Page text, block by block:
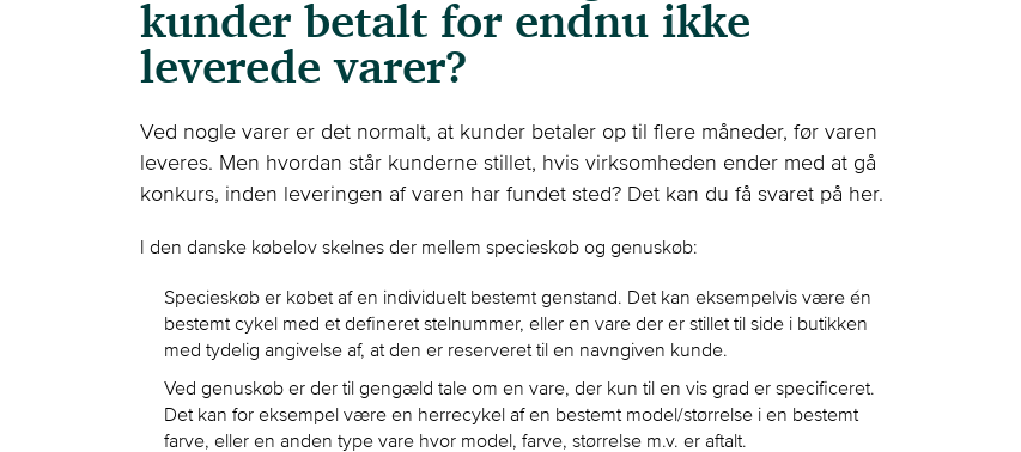
kunder betalt for endnu ikke
leverede varer?
Ved nogle varer er det normalt, at kunder betaler op til flere måneder, før varen
leveres. Men hvordan står kunderne stillet, hvis virksomheden ender med at gå
konkurs, inden leveringen af varen har fundet sted? Det kan du få svaret på her.
I den danske købelov skelnes der mellem specieskøb og genuskøb:
Specieskøb er købet af en individuelt bestemt genstand. Det kan eksempelvis være én
bestemt cykel med et defineret stelnummer, eller en vare der er stillet til side i butikken
med tydelig angivelse af, at den er reserveret til en navngiven kunde.
Ved genuskøb er der til gengæld tale om en vare, der kun til en vis grad er specificeret.
Det kan for eksempel være en herrecykel af en bestemt model/størrelse i en bestemt
farve, eller en anden type vare hvor model, farve, størrelse m.v. er aftalt.